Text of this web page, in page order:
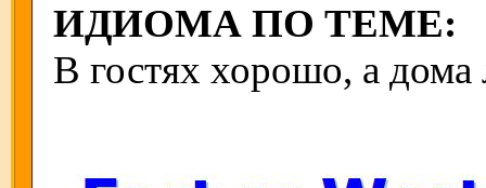
ИДИОМА ПО ТЕМЕ:
В гостях хорошо, а